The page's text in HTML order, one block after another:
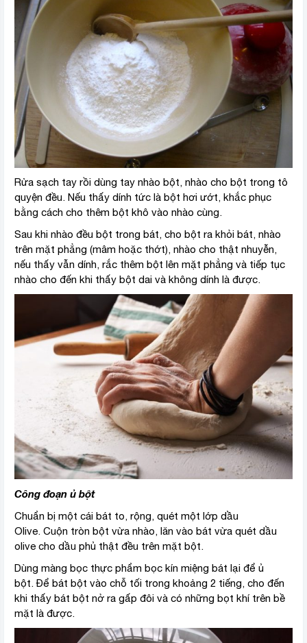
Rửa sạch tay rồi dùng tay nhào bột, nhào cho bột trong tô
quyện đều. Nếu thấy dính tức là bột hơi ướt, khắc phục
bằng cách cho thêm bột khô vào nhào cùng.
Sau khi nhào đều bột trong bát, cho bột ra khỏi bát, nhào
trên mặt phẳng (mâm hoặc thớt), nhào cho thật nhuyễn,
nếu thấy vẫn dính, rắc thêm bột lên mặt phẳng và tiếp tục
nhào cho đến khi thấy bột dai và không dính là được.
Công đoạn ủ bột
Chuẩn bị một cái bát to, rộng, quét một lớp dầu
Olive. Cuộn tròn bột vừa nhào, lăn vào bát vừa quét dầu
olive cho dầu phủ thật đều trên mặt bột.
Dùng màng bọc thực phẩm bọc kín miệng bát lại để ủ
bột. Để bát bột vào chỗ tối trong khoảng 2 tiếng, cho đến
khi thấy bát bột nở ra gấp đôi và có những bọt khí trên bề
mặt là được.